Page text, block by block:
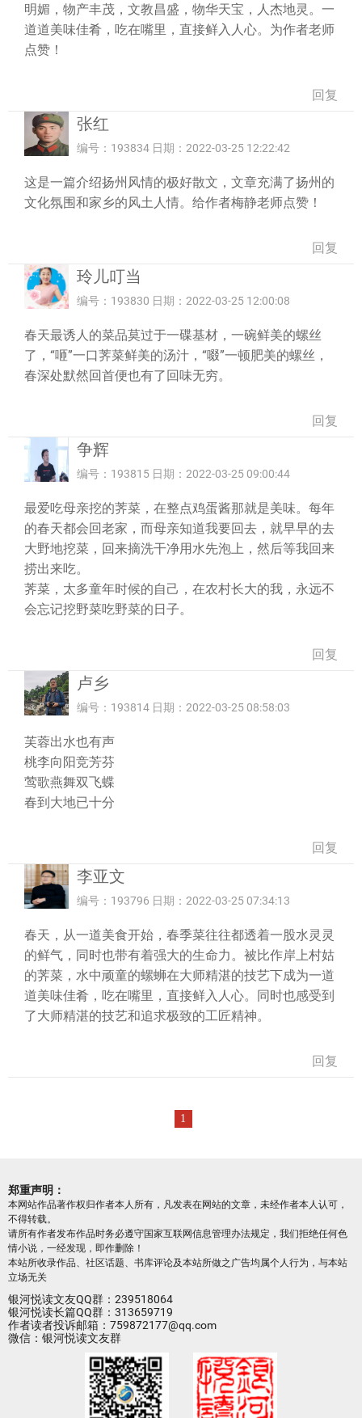
明媚，物产丰茂，文教昌盛，物华天宝，人杰地灵。一
道道美味佳肴，吃在嘴里，直接鲜入人心。为作者老师
点赞！
回复
张红
编号：193834 日期：2022-03-25 12:22:42
这是一篇介绍扬州风情的极好散文，文章充满了扬州的
文化氛围和家乡的风土人情。给作者梅静老师点赞！
回复
玲儿叮当
编号：193830 日期：2022-03-25 12:00:08
春天最诱人的菜品莫过于一碟基材，一碗鲜美的螺丝
了，“咂”一口荠菜鲜美的汤汁，“啜”一顿肥美的螺丝，
春深处默然回首便也有了回味无穷。
回复
争辉
编号：193815 日期：2022-03-25 09:00:44
最爱吃母亲挖的荠菜，在整点鸡蛋酱那就是美味。每年
的春天都会回老家，而母亲知道我要回去，就早早的去
大野地挖菜，回来摘洗干净用水先泡上，然后等我回来
捞出来吃。
荠菜，太多童年时候的自己，在农村长大的我，永远不
会忘记挖野菜吃野菜的日子。
回复
卢乡
编号：193814 日期：2022-03-25 08:58:03
芙蓉出水也有声
桃李向阳竞芳芬
莺歌燕舞双飞蝶
春到大地已十分
回复
李亚文
编号：193796 日期：2022-03-25 07:34:13
春天，从一道美食开始，春季菜往往都透着一股水灵灵
的鲜气，同时也带有着强大的生命力。被比作岸上村姑
的荠菜，水中顽童的螺蛳在大师精湛的技艺下成为一道
道美味佳肴，吃在嘴里，直接鲜入人心。同时也感受到
了大师精湛的技艺和追求极致的工匠精神。
回复
1
郑重声明：
本网站作品著作权归作者本人所有，凡发表在网站的文章，未经作者本人认可，
不得转载。
请所有作者发布作品时务必遵守国家互联网信息管理办法规定，我们拒绝任何色
情小说，一经发现，即作删除！
本站所收录作品、社区话题、书库评论及本站所做之广告均属个人行为，与本站
立场无关
银河悦读文友QQ群：239518064
银河悦读长篇QQ群：313659719
作者读者投诉邮箱：759872177@qq.com
微信：银河悦读文友群